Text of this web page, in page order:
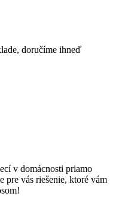
doručíme ihneď
v domácnosti priamo
pre vás riešenie, ktoré vám